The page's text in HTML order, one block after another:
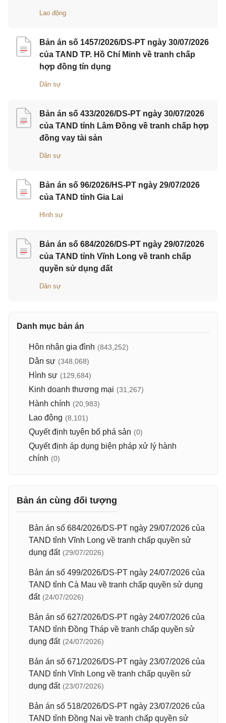
Lao động
Bản án số 1457/2026/DS-PT ngày 30/07/2026
của TAND TP. Hồ Chí Minh về tranh chấp
hợp đồng tín dụng
Dân sự
Bản án số 433/2026/DS-PT ngày 30/07/2026
của TAND tỉnh Lâm Đồng về tranh chấp hợp
đồng vay tài sản
Dân sự
Bản án số 96/2026/HS-PT ngày 29/07/2026
của TAND tỉnh Gia Lai
Hình sự
Bản án số 684/2026/DS-PT ngày 29/07/2026
của TAND tỉnh Vĩnh Long về tranh chấp
quyền sử dụng đất
Dân sự
Danh mục bản án
Hôn nhân gia đình (843,252)
Dân sự (348,068)
Hình sự (129,684)
Kinh doanh thương mại (31,267)
Hành chính (20,983)
Lao động (8,101)
Quyết định tuyên bố phá sản (0)
Quyết định áp dụng biện pháp xử lý hành
chính (0)
Bản án cùng đối tượng
Bản án số 684/2026/DS-PT ngày 29/07/2026 của
TAND tỉnh Vĩnh Long về tranh chấp quyền sử
dụng đất (29/07/2026)
Bản án số 499/2026/DS-PT ngày 24/07/2026 của
TAND tỉnh Cà Mau về tranh chấp quyền sử dụng
đất (24/07/2026)
Bản án số 627/2026/DS-PT ngày 24/07/2026 của
TAND tỉnh Đồng Tháp về tranh chấp quyền sử
dụng đất (24/07/2026)
Bản án số 671/2026/DS-PT ngày 23/07/2026 của
TAND tỉnh Vĩnh Long về tranh chấp quyền sử
dụng đất (23/07/2026)
Bản án số 518/2026/DS-PT ngày 23/07/2026 của
TAND tỉnh Đồng Nai về tranh chấp quyền sử